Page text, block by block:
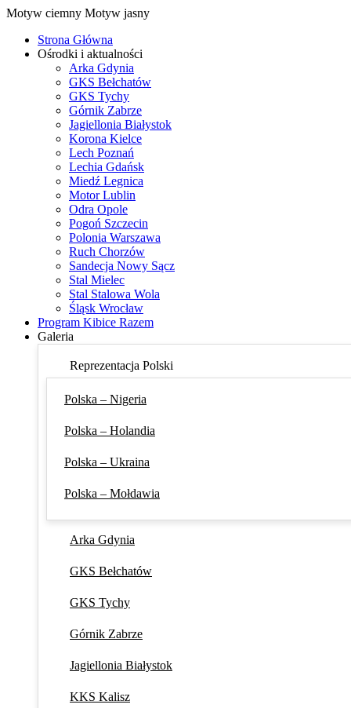
Motyw ciemny Motyw jasny
Strona Główna
Ośrodki i aktualności
Arka Gdynia
GKS Bełchatów
GKS Tychy
Górnik Zabrze
Jagiellonia Białystok
Korona Kielce
Lech Poznań
Lechia Gdańsk
Miedź Legnica
Motor Lublin
Odra Opole
Pogoń Szczecin
Polonia Warszawa
Ruch Chorzów
Sandecja Nowy Sącz
Stal Mielec
Stal Stalowa Wola
Śląsk Wrocław
Program Kibice Razem
Galeria
Reprezentacja Polski
Polska – Nigeria
Polska – Holandia
Polska – Ukraina
Polska – Mołdawia
Arka Gdynia
GKS Bełchatów
GKS Tychy
Górnik Zabrze
Jagiellonia Białystok
KKS Kalisz